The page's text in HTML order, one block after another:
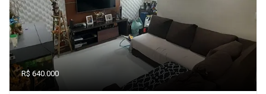
R$ 640.000